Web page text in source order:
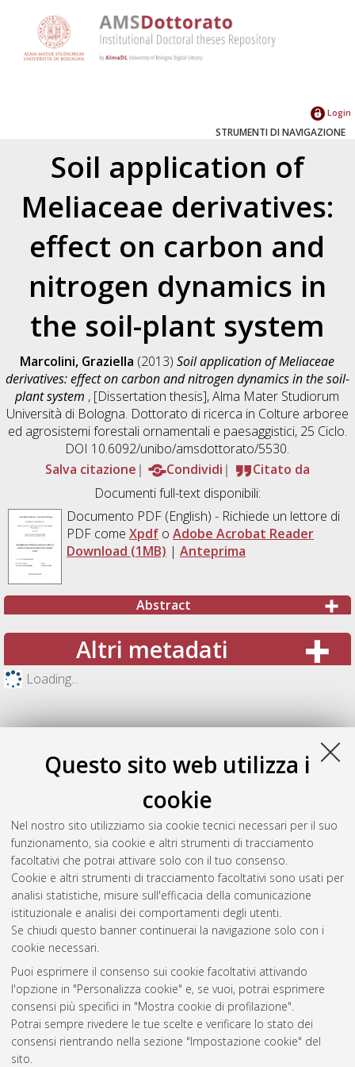
Questo sito web utilizza i
cookie
Nel nostro sito utilizziamo sia cookie tecnici necessari per il suo
funzionamento, sia cookie e altri strumenti di tracciamento
facoltativi che potrai attivare solo con il tuo consenso.
Cookie e altri strumenti di tracciamento facoltativi sono usati per
analisi statistiche, misure sull'efficacia della comunicazione
istituzionale e analisi dei comportamenti degli utenti.
Se chiudi questo banner continuerai la navigazione solo con i
cookie necessari.
Puoi esprimere il consenso sui cookie facoltativi attivando
l'opzione in "Personalizza cookie" e, se vuoi, potrai esprimere
consensi più specifici in "Mostra cookie di profilazione".
Potrai sempre rivedere le tue scelte e verificare lo stato dei
consensi rientrando nella sezione "Impostazione cookie" del
sito.
Login
STRUMENTI DI NAVIGAZIONE
Soil application of
Meliaceae derivatives:
effect on carbon and
nitrogen dynamics in
the soil-plant system
Marcolini, Graziella (2013)Soil application of Meliaceae
derivatives: effect on carbon and nitrogen dynamics in the soil-
plant system , [Dissertation thesis], Alma Mater Studiorum
Università di Bologna. Dottorato di ricerca in Colture arboree
ed agrosistemi forestali ornamentali e paesaggistici, 25 Ciclo.
DOI 10.6092/unibo/amsdottorato/5530.
Salva citazione
Condividi
Citato da
Documenti full-text disponibili:
Documento PDF(English) - Richiede un lettore di
PDF come Xpdfo Adobe Acrobat Reader
Download (1MB) | Anteprima
Abstract
Altri metadati
Loading...
Gestione del documento:
Atom
Rss 1.0
Rss 2.0